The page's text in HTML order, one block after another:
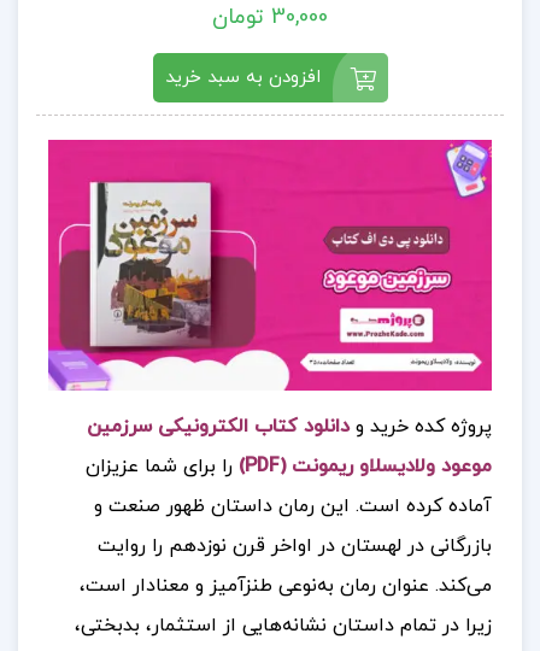
30,000 تومان
افزودن به سبد خرید
پروژه کده خرید ودانلود کتاب الکترونیکی سرزمین
موعود ولادیسلاو ریمونت (PDF)
را برای شما عزیزان
آماده کرده است. این رمان داستان ظهور صنعت و
بازرگانی در لهستان در اواخر قرن نوزدهم را روایت
می‌کند. عنوان رمان به‌نوعی طنزآمیز و معنادار است،
زیرا در تمام داستان نشانه‌هایی از استثمار، بدبختی،